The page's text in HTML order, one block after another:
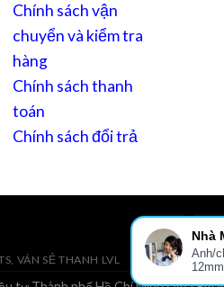
Chính sách vận
chuyển và kiểm tra
hàng
Chính sách thanh
toán
Chính sách đổi trả
VÁN SẺ THANH LVL GIỚI THIỆU
Nhà
Anh/